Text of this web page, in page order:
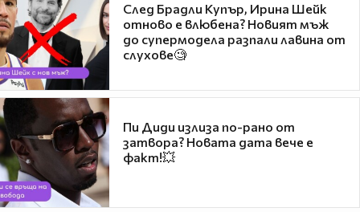
След Брадли Купър, Ирина Шейк
отново е влюбена? Новият мъж
до супермодела разпали лавина от
слухове🧐
Пи Диди излиза по-рано от
затвора? Новата дата вече е
факт!💥